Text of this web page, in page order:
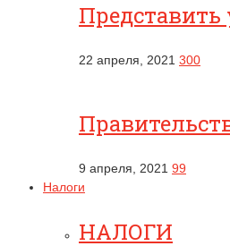
22 апреля, 2021 300
9 апреля, 2021 99
Налоги
НАЛОГИ